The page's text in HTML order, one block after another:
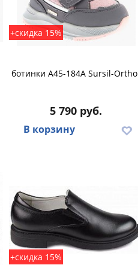
+скидка 15%
ботинки A45-184A Sursil-Ortho
5 790 руб.
В корзину
+скидка 15%